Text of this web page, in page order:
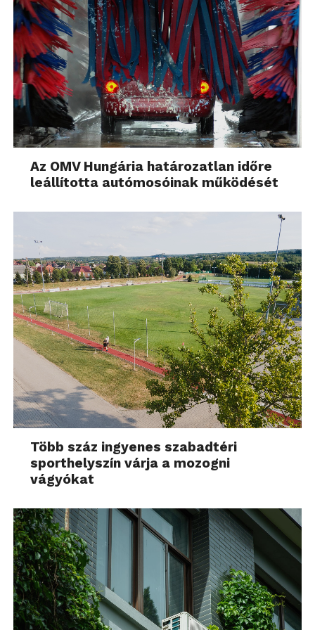
Kényelmes dolog ez.
Az is nagyon kényelmes dolog, hogy wifire
kapcsolódva a fényképezőgép azonnal képes a
képeket felnyomni az internetre, például e-mail
formájában. Brutálisan jó ötlet, hogy nem kell
megadni e-mail címet a küldő oldalon, csak a
címzettet kell begépelni. A beérkező e-mailnél a
feladó a Camera@samsungcamera.com lesz és
minden lacafaca nélkül már ott is az e-mail a
fiókunkban. Hogy aztán a Samsung az e-mail
címeket, amelyekre képeket küldtünk majd milyen
célra használja fel, az már más tészta. Ha elkezdenek
ömleni a spamek, majd szólok.
A fényképezőgépben nincs GPS. Beszerelve
legalábbis. De lehet hozzávásárolni, igaz aranyárban.
Az OMV Hungária határozatlan időre
leállította autómosóinak működését
Több száz ingyenes szabadtéri
sporthelyszín várja a mozogni
vágyókat